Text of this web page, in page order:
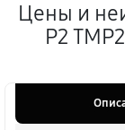
Цены и
P2